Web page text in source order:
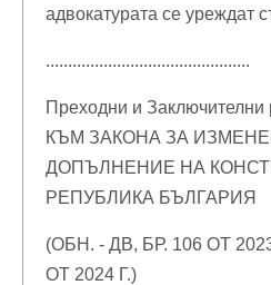
адвокатурата се уреждат
..............................................
Преходни и Заключителни
КЪМ ЗАКОНА ЗА
ДОПЪЛНЕНИЕ НА
РЕПУБЛИКА БЪЛГАРИЯ
(ОБН. - ДВ, БР. 106 ОТ
ОТ 2024 Г.)